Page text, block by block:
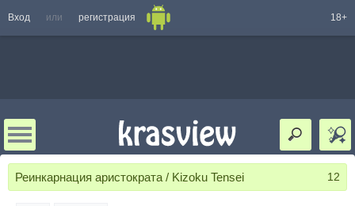
Вход или регистрация 18+
Реинкарнация аристократа / Kizoku Tensei 12